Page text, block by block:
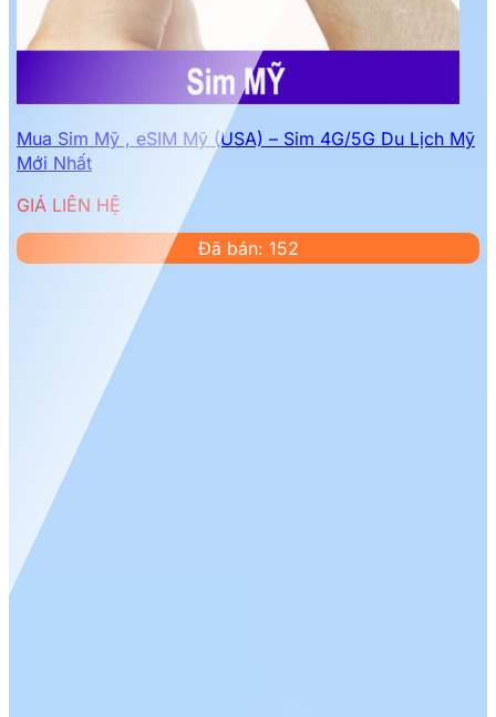
Mua Sim Mỹ , eSIM Mỹ (USA) – Sim 4G/5G Du Lịch Mỹ
Mới Nhất
GIÁ LIÊN HỆ
Đã bán: 152